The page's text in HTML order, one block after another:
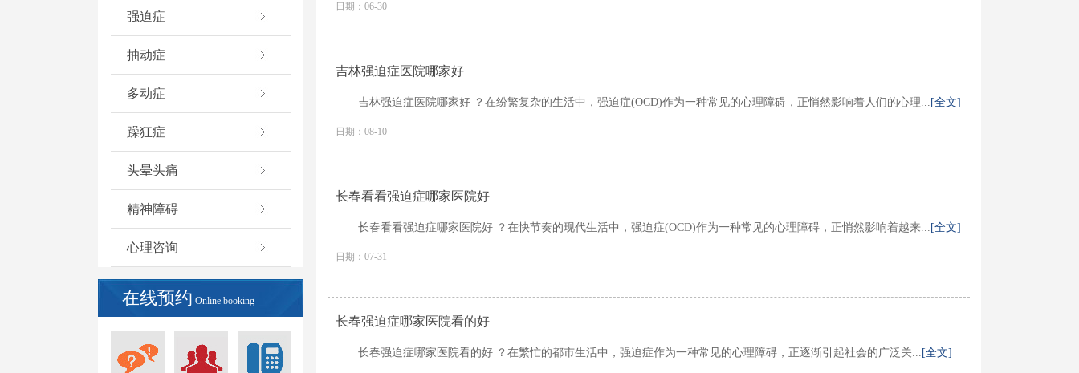
强迫症
抽动症
多动症
躁狂症
头晕头痛
精神障碍
心理咨询
在线预约 Online booking
日期：06-30
吉林强迫症医院哪家好
吉林强迫症医院哪家好 ？在纷繁复杂的生活中，强迫症(OCD)作为一种常见的心理障碍，正悄然影响着人们的心理... [全文]
日期：08-10
长春看看强迫症哪家医院好
长春看看强迫症哪家医院好 ？在快节奏的现代生活中，强迫症(OCD)作为一种常见的心理障碍，正悄然影响着越来... [全文]
日期：07-31
长春强迫症哪家医院看的好
长春强迫症哪家医院看的好 ？在繁忙的都市生活中，强迫症作为一种常见的心理障碍，正逐渐引起社会的广泛关... [全文]